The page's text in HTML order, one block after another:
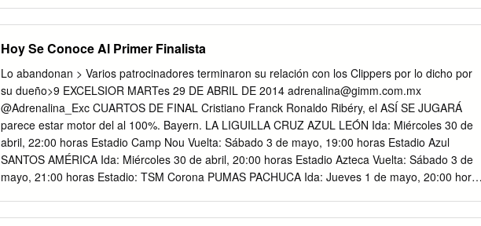
se conmemoran el año próximo. LAS NEVADAS Además, Perez entregó el libro de los 100 años
de Río Grande. PÁG. 4 PROVOCARON VUELCOS Y TOLHUIN DESPISTES EL CORAZÓN DE
ISLA TUVO SU DÉCIMO ENCUENTRO DE ESCULTURAS DE HIELO Con la visita de turistas y
vecinos, los artistas de “Cultura de las Artes Visuales Asociación Civil CAVAC” trabajaron en la
temática de este año: la comunidad Selk’nam. PÁG. 6 RÍO GRANDE Ocho personas fueron
atendidas LA JUSTICIA ORDENÓ QUE SE QUITE DEL DNI DE UNA en el Hospital de Río
Grande en diversos accidentes que se MENOR EL APELLIDO DE SU PADRE ABUSADOR
registraron este fin de semana. Se trata de un fallo que sienta jurisprudencia. “Se logró tras
Hoy Se Conoce Al Primer Finalista
Lo abandonan > Varios patrocinadores terminaron su relación con los Clippers por lo dicho por
su dueño>9 EXCELSIOR MARTes 29 DE ABRIL DE 2014 adrenalina@gimm.com.mx
@Adrenalina_Exc CUARTOS DE FINAL Cristiano Franck Ronaldo Ribéry, el ASÍ SE JUGARÁ
parece estar motor del al 100%. Bayern. LA LIGUILLA CRUZ AZUL LEÓN Ida: Miércoles 30 de
abril, 22:00 horas Estadio Camp Nou Vuelta: Sábado 3 de mayo, 19:00 horas Estadio Azul
SANTOS AMÉRICA Ida: Miércoles 30 de abril, 20:00 horas Estadio Azteca Vuelta: Sábado 3 de
mayo, 21:00 horas Estadio: TSM Corona PUMAS PACHUCA Ida: Jueves 1 de mayo, 20:00